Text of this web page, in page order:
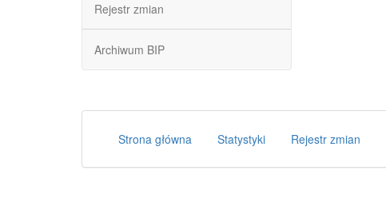
Rejestr zmian
Archiwum BIP
Strona główna Statystyki Rejestr zmian